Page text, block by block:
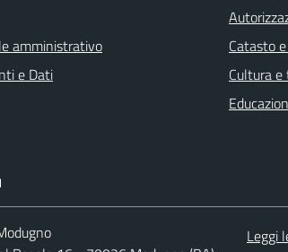
amministrativo
e Dati
Catasto
Cultura
Leggi